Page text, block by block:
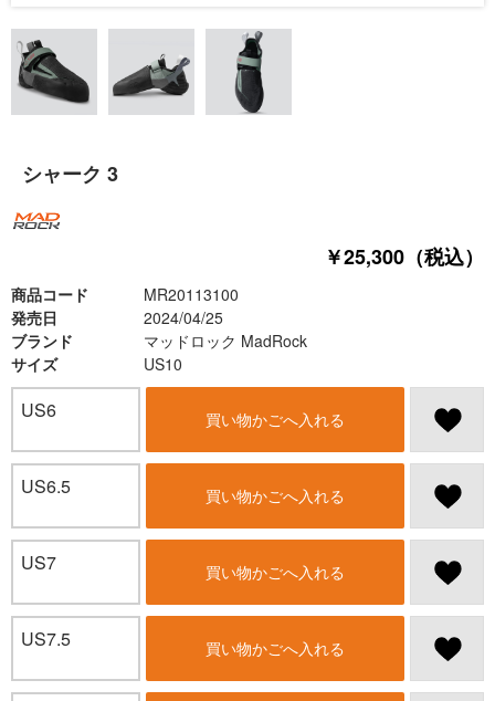
シャーク 3
￥25,300（税込）
商品コード
MR20113100
発売日
2024/04/25
ブランド
マッドロック MadRock
サイズ
US10
US6 買い物かごへ入れる
US6.5 買い物かごへ入れる
US7 買い物かごへ入れる
US7.5 買い物かごへ入れる